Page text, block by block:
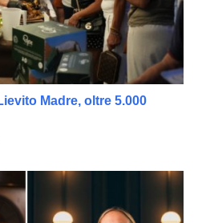
Madre, oltre 5.000